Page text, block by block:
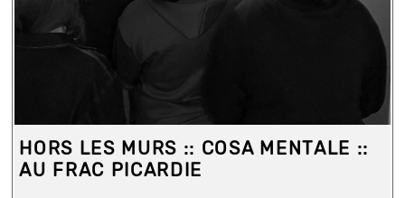
HORS LES MURS :: COSA MENTALE ::
AU FRAC PICARDIE